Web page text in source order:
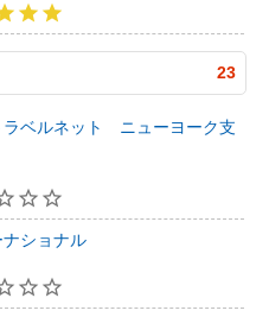
23
ラベルネット ニューヨーク支
ショナル